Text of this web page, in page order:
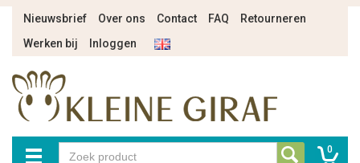
Nieuwsbrief Over ons Contact FAQ
Retourneren
Werken bij
Inloggen
0